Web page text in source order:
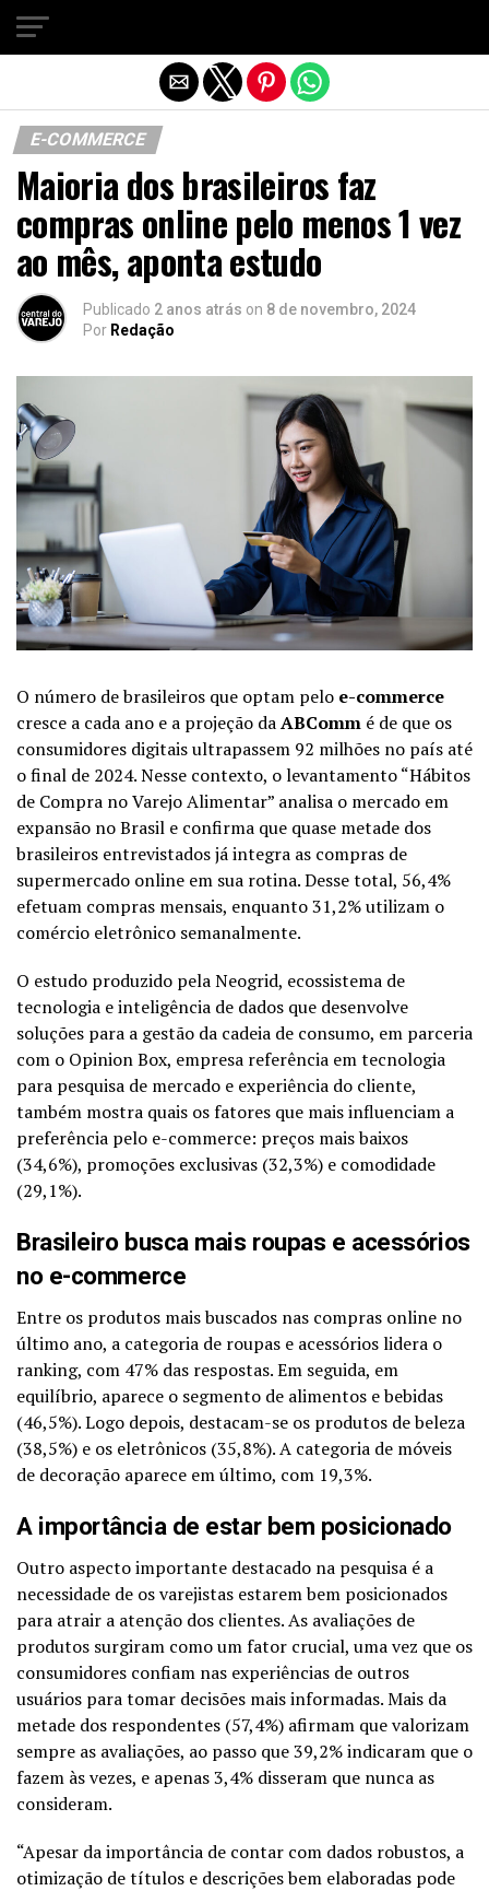
E-COMMERCE
Maioria dos brasileiros faz
compras online pelo menos 1 vez
ao mês, aponta estudo
Publicado 2 anos atrás on 8 de novembro, 2024
Por Redação
O número de brasileiros que optam pelo e-commerce
cresce a cada ano e a projeção daABComm é de que os
consumidores digitais ultrapassem 92 milhões no país até
o final de 2024. Nesse contexto, o levantamento “Hábitos
de Compra no Varejo Alimentar” analisa o mercado em
expansão no Brasil e confirma que quase metade dos
brasileiros entrevistados já integra as compras de
supermercado online em sua rotina. Desse total, 56,4%
efetuam compras mensais, enquanto 31,2% utilizam o
comércio eletrônico semanalmente.
O estudo produzido pela Neogrid, ecossistema de
tecnologia e inteligência de dados que desenvolve
soluções para a gestão da cadeia de consumo, em parceria
com o Opinion Box, empresa referência em tecnologia
para pesquisa de mercado e experiência do cliente,
também mostra quais os fatores que mais influenciam a
preferência pelo e-commerce: preços mais baixos
(34,6%), promoções exclusivas (32,3%) e comodidade
(29,1%).
Brasileiro busca mais roupas e acessórios
no e-commerce
Entre os produtos mais buscados nas compras online no
último ano, a categoria de roupas e acessórios lidera o
ranking, com 47% das respostas. Em seguida, em
equilíbrio, aparece o segmento de alimentos e bebidas
(46,5%). Logo depois, destacam-se os produtos de beleza
(38,5%) e os eletrônicos (35,8%). A categoria de móveis
de decoração aparece em último, com 19,3%.
A importância de estar bem posicionado
Outro aspecto importante destacado na pesquisa é a
necessidade de os varejistas estarem bem posicionados
para atrair a atenção dos clientes. As avaliações de
produtos surgiram como um fator crucial, uma vez que os
consumidores confiam nas experiências de outros
usuários para tomar decisões mais informadas. Mais da
metade dos respondentes (57,4%) afirmam que valorizam
sempre as avaliações, ao passo que 39,2% indicaram que o
fazem às vezes, e apenas 3,4% disseram que nunca as
consideram.
“Apesar da importância de contar com dados robustos, a
otimização de títulos e descrições bem elaboradas pode